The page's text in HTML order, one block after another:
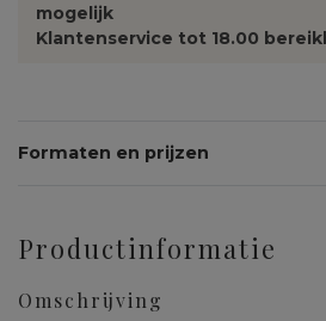
mogelijk
Klantenservice tot 18.00
Formaten en prijzen
Productinformatie
Omschrijving